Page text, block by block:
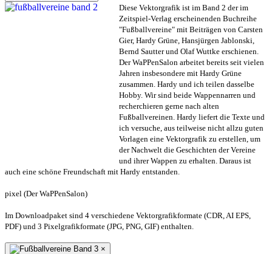
Diese Vektorgrafik ist im Band 2 der im
Zeitspiel-Verlag erscheinenden Buchreihe
"Fußballvereine" mit Beiträgen von Carsten
Gier, Hardy Grüne, Hansjürgen Jablonski,
Bernd Sautter und Olaf Wuttke erschienen.
Der WaPPenSalon arbeitet bereits seit vielen
Jahren insbesondere mit Hardy Grüne
zusammen. Hardy und ich teilen dasselbe
Hobby. Wir sind beide Wappennarren und
recherchieren gerne nach alten
Fußballvereinen. Hardy liefert die Texte und
ich versuche, aus teilweise nicht allzu guten
Vorlagen eine Vektorgrafik zu erstellen, um
der Nachwelt die Geschichten der Vereine
und ihrer Wappen zu erhalten. Daraus ist
auch eine schöne Freundschaft mit Hardy entstanden.
pixel (Der WaPPenSalon)
Im Downloadpaket sind 4 verschiedene Vektorgrafikformate (CDR, AI EPS,
PDF) und 3 Pixelgrafikformate (JPG, PNG, GIF) enthalten.
×